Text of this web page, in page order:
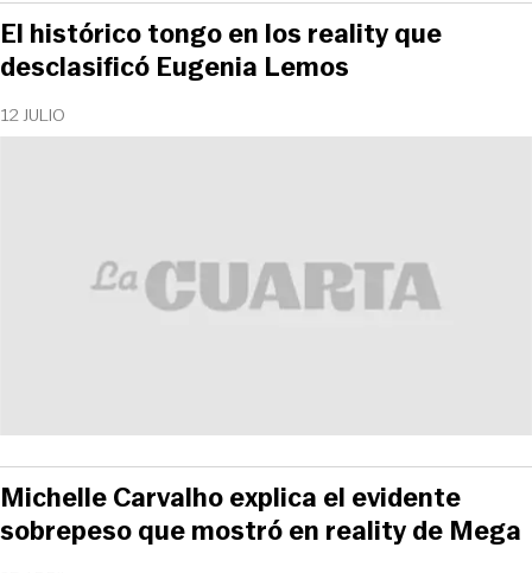
12 JULIO
El histórico tongo en los reality que
desclasificó Eugenia Lemos
Michelle Carvalho explica el evidente
sobrepeso que mostró en reality de Mega